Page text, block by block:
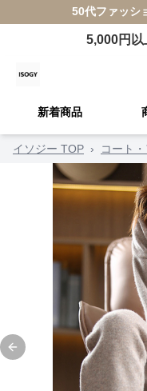
50代ファッシ
5,000円
新着商品
イソジー TOP › コート
Previous slide